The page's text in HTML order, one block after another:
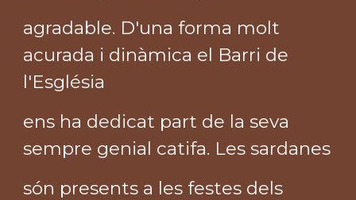
agradable. D'una forma molt
acurada i dinàmica el Barri de
l'Església
ens ha dedicat part de la seva
sempre genial catifa. Les sardanes
són presents a les festes dels